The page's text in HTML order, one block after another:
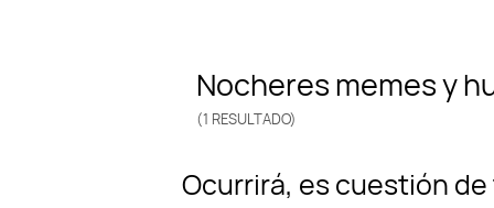
nocheres memes y
(1 RESULTADO)